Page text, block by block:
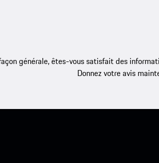
générale, êtes-vous satisfait des
Donnez votre avis